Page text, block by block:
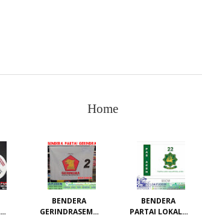
Home
BENDERA
GERINDRASEMU
BENDERA
PARTAI LOKAL /